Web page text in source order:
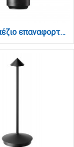
Επιτραπέζιο επαναφορτιζόμενο φωτιστικό 3CCT σε μαύρη απόχρωση (3055-Black)